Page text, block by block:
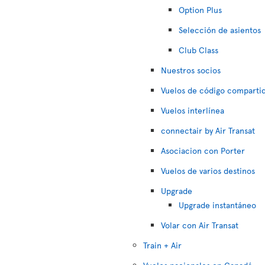
Option Plus
Selección de asientos
Club Class
Nuestros socios
Vuelos de código
Vuelos interlínea
connectair by Air Transat
Asociacion con Porter
Vuelos de varios destinos
Upgrade
Upgrade instantáneo
Volar con Air Transat
Train + Air